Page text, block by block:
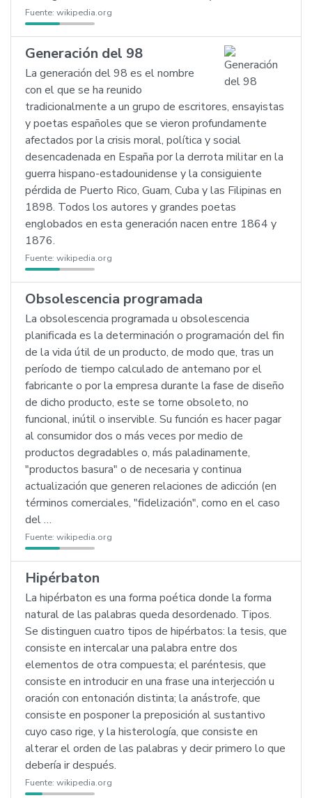
Fuente: wikipedia.org
Generación del 98
La generación del 98 es el nombre
con el que se ha reunido
tradicionalmente a un grupo de escritores, ensayistas
y poetas españoles que se vieron profundamente
afectados por la crisis moral, política y social
desencadenada en España por la derrota militar en la
guerra hispano-estadounidense y la consiguiente
pérdida de Puerto Rico, Guam, Cuba y las Filipinas en
1898. Todos los autores y grandes poetas
englobados en esta generación nacen entre 1864 y
1876.
Fuente: wikipedia.org
Obsolescencia programada
La obsolescencia programada u obsolescencia
planificada es la determinación o programación del fin
de la vida útil de un producto, de modo que, tras un
período de tiempo calculado de antemano por el
fabricante o por la empresa durante la fase de diseño
de dicho producto, este se torne obsoleto, no
funcional, inútil o inservible. Su función es hacer pagar
al consumidor dos o más veces por medio de
productos degradables o, más paladinamente,
"productos basura" o de necesaria y continua
actualización que generen relaciones de adicción (en
términos comerciales, "fidelización", como en el caso
del …
Fuente: wikipedia.org
Hipérbaton
La hipérbaton es una forma poética donde la forma
natural de las palabras queda desordenado. Tipos.
Se distinguen cuatro tipos de hipérbatos: la tesis, que
consiste en intercalar una palabra entre dos
elementos de otra compuesta; el paréntesis, que
consiste en introducir en una frase una interjección u
oración con entonación distinta; la anástrofe, que
consiste en posponer la preposición al sustantivo
cuyo caso rige, y la histerología, que consiste en
alterar el orden de las palabras y decir primero lo que
debería ir después.
Fuente: wikipedia.org